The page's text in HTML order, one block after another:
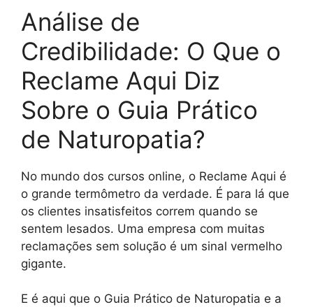
Análise de
Credibilidade: O Que o
Reclame Aqui Diz
Sobre o Guia Prático
de Naturopatia?
No mundo dos cursos online, o Reclame Aqui é
o grande termômetro da verdade. É para lá que
os clientes insatisfeitos correm quando se
sentem lesados. Uma empresa com muitas
reclamações sem solução é um sinal vermelho
gigante.
E é aqui que o Guia Prático de Naturopatia e a